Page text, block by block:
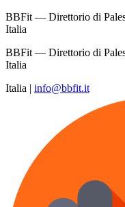
BBFit — Direttorio di
Italia
BBFit — Direttorio di
Italia
Italia | info@bbfit.it